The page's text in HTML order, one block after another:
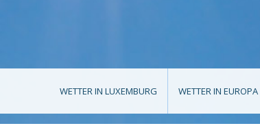
WETTER IN LUXEMBURG WETTER IN EUROPA